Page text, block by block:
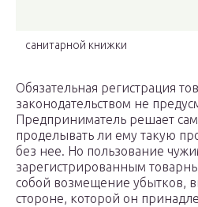
санитарной книжки
Обязательная регистрация
законодательством не
Предприниматель решает
проделывать ли ему такую
без нее. Но пользование
зарегистрированным
собой возмещение убытков,
стороне, которой он